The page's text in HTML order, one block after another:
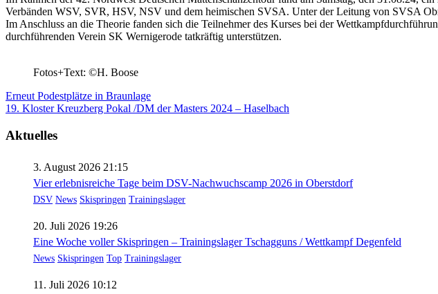
Verbänden WSV, SVR, HSV, NSV und dem heimischen SVSA. Unter der Leitung von SVSA
Im Anschluss an die Theorie fanden sich die Teilnehmer des Kurses bei der
durchführenden Verein SK Wernigerode tatkräftig unterstützen.
Fotos+Text: ©H. Boose
Beitragsnavigation
Erneut Podestplätze in Braunlage
19. Kloster Kreuzberg Pokal /DM der Masters 2024 – Haselbach
Aktuelles
3. August 2026 21:15
Vier erlebnisreiche Tage beim DSV-Nachwuchscamp 2026 in Oberstdorf
DSV News Skispringen Trainingslager
20. Juli 2026 19:26
Eine Woche voller Skispringen – Trainingslager Tschagguns / Wettkampf Degenfeld
News Skispringen Top Trainingslager
11. Juli 2026 10:12